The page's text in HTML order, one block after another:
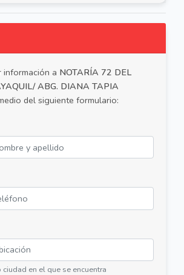
información a NOTARÍA 72 DEL
ABG. DIANA TAPIA
del siguiente formulario:
en el que se encuentra